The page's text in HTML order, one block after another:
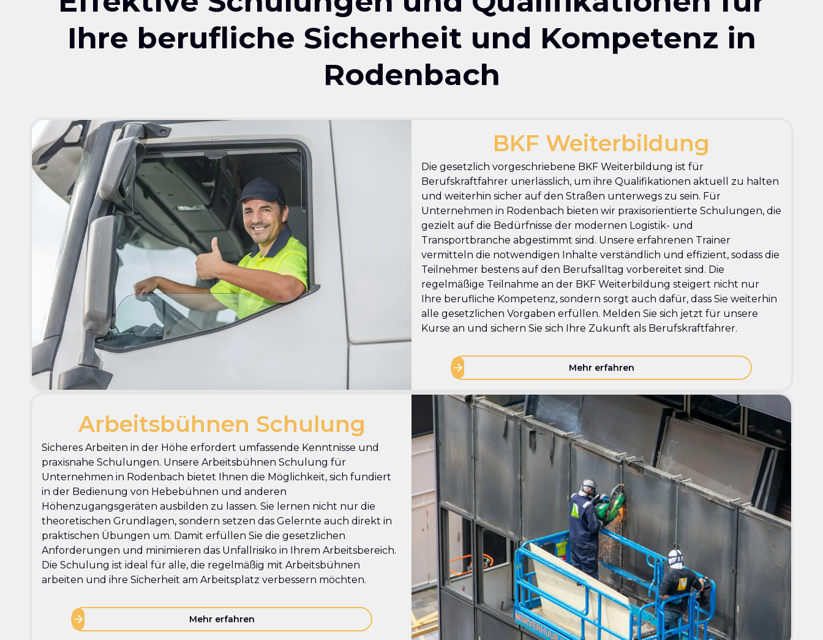
Ihre berufliche Sicherheit und Kompetenz in
Rodenbach
BKF Weiterbildung
Die gesetzlich vorgeschriebene BKF Weiterbildung ist für
Berufskraftfahrer unerlässlich, um ihre Qualifikationen aktuell zu halten
und weiterhin sicher auf den Straßen unterwegs zu sein. Für
Unternehmen in Rodenbach bieten wir praxisorientierte Schulungen, die
gezielt auf die Bedürfnisse der modernen Logistik- und
Transportbranche abgestimmt sind. Unsere erfahrenen Trainer
vermitteln die notwendigen Inhalte verständlich und effizient, sodass die
Teilnehmer bestens auf den Berufsalltag vorbereitet sind. Die
regelmäßige Teilnahme an der BKF Weiterbildung steigert nicht nur
Ihre berufliche Kompetenz, sondern sorgt auch dafür, dass Sie weiterhin
alle gesetzlichen Vorgaben erfüllen. Melden Sie sich jetzt für unsere
Kurse an und sichern Sie sich Ihre Zukunft als Berufskraftfahrer.
Mehr erfahren
Arbeitsbühnen Schulung
Sicheres Arbeiten in der Höhe erfordert umfassende Kenntnisse und
praxisnahe Schulungen. Unsere Arbeitsbühnen Schulung für
Unternehmen in Rodenbach bietet Ihnen die Möglichkeit, sich fundiert
in der Bedienung von Hebebühnen und anderen
Höhenzugangsgeräten ausbilden zu lassen. Sie lernen nicht nur die
theoretischen Grundlagen, sondern setzen das Gelernte auch direkt in
praktischen Übungen um. Damit erfüllen Sie die gesetzlichen
Anforderungen und minimieren das Unfallrisiko in Ihrem Arbeitsbereich.
Die Schulung ist ideal für alle, die regelmäßig mit Arbeitsbühnen
arbeiten und ihre Sicherheit am Arbeitsplatz verbessern möchten.
Mehr erfahren